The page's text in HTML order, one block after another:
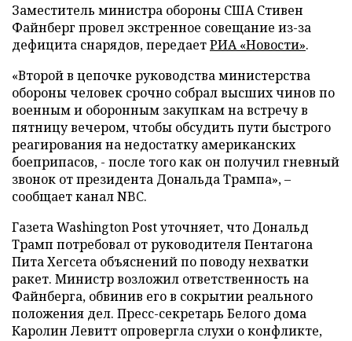
Заместитель министра обороны США Стивен
Файнберг провел экстренное совещание из-за
дефицита снарядов, передаетРИА «Новости».
«Второй в цепочке руководства министерства
обороны человек срочно собрал высших чинов по
военным и оборонным закупкам на встречу в
пятницу вечером, чтобы обсудить пути быстрого
реагирования на недостатку американских
боеприпасов, - после того как он получил гневный
звонок от президента Дональда Трампа», –
сообщает канал NBC.
Газета Washington Post уточняет, что Дональд
Трамп потребовал от руководителя Пентагона
Пита Хегсета объяснений по поводу нехватки
ракет. Министр возложил ответственность на
Файнберга, обвинив его в сокрытии реального
положения дел. Пресс-секретарь Белого дома
Каролин Левитт опровергла слухи о конфликте,